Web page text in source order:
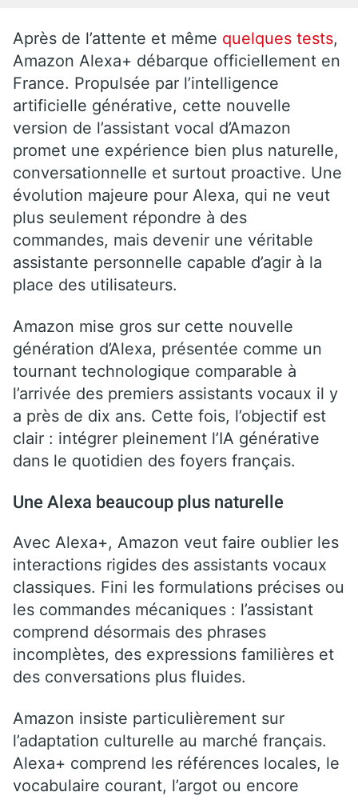
Après de l’attente et même quelques tests,
Amazon Alexa+ débarque officiellement en
France. Propulsée par l’intelligence
artificielle générative, cette nouvelle
version de l’assistant vocal d’Amazon
promet une expérience bien plus naturelle,
conversationnelle et surtout proactive. Une
évolution majeure pour Alexa, qui ne veut
plus seulement répondre à des
commandes, mais devenir une véritable
assistante personnelle capable d’agir à la
place des utilisateurs.
Amazon mise gros sur cette nouvelle
génération d’Alexa, présentée comme un
tournant technologique comparable à
l’arrivée des premiers assistants vocaux il y
a près de dix ans. Cette fois, l’objectif est
clair : intégrer pleinement l’IA générative
dans le quotidien des foyers français.
Une Alexa beaucoup plus naturelle
Avec Alexa+, Amazon veut faire oublier les
interactions rigides des assistants vocaux
classiques. Fini les formulations précises ou
les commandes mécaniques : l’assistant
comprend désormais des phrases
incomplètes, des expressions familières et
des conversations plus fluides.
Amazon insiste particulièrement sur
l’adaptation culturelle au marché français.
Alexa+ comprend les références locales, le
vocabulaire courant, l’argot ou encore